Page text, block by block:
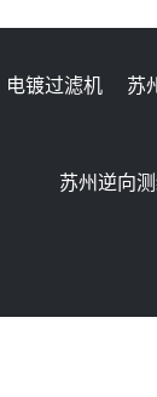
电镀过滤机 苏
苏州逆向